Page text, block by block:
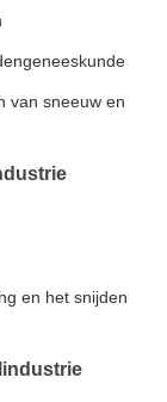
van sneeuw en
en het snijden